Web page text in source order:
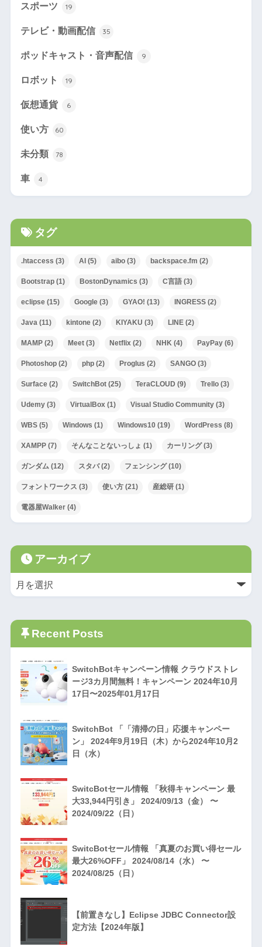
スポーツ 19
テレビ・動画配信 35
ポッドキャスト・音声配信 9
ロボット 19
仮想通貨 6
使い方 60
未分類 78
車 4
タグ
.htaccess (3) AI (5) aibo(3) backspace.fm (2)
Bootstrap(1) BostonDynamics (3) C言語(3)
eclipse(15) Google(3) GYAO! (13) INGRESS(2)
Java(11) kintone(2) KIYAKU (3) LINE(2)
MAMP(2) Meet(3) Netflix(2) NHK(4) PayPay(6)
Photoshop(2) php(2) Proglus (2) SANGO(3)
Surface(2) SwitchBot(25) TeraCLOUD (9) Trello(3)
Udemy(3) VirtualBox(1) Visual Studio Community(3)
WBS(5) Windows (1) Windows10(19) WordPress (8)
XAMPP(7) そんなことないっしょ (1) カーリング(3)
ガンダム(12) スタバ(2) フェンシング(10)
フォントワークス (3) 使い方(21) 産総研(1)
電器屋Walker(4)
アーカイブ
Recent Posts
SwitchBotキャンペーン情報 クラウドストレ
ージ3カ月間無料！キャンペーン 2024年10月
17日〜2025年01月17日
SwitchBot 「「清掃の日」応援キャンペー
ン」 2024年9月19日（木）から2024年10月2
日（水）
SwitcBotセール情報 「秋得キャンペーン 最
大33,944円引き」 2024/09/13（金） 〜
2024/09/22（日）
SwitcBotセール情報 「真夏のお買い得セール
最大26%OFF」 2024/08/14（水） 〜
2024/08/25（日）
【前置きなし】Eclipse JDBC Connector設
定方法【2024年版】